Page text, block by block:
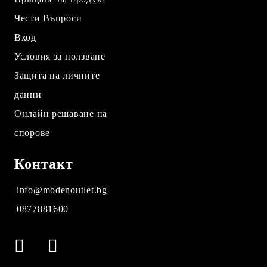
Чести Въпроси
Вход
Условия за ползване
Защита на личните
данни
Онлайн решаване на
спорове
Контакт
info@modenoutlet.bg
0877881600